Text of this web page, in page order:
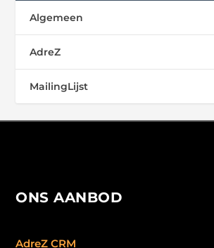
Algemeen
AdreZ
MailingLijst
ONS AANBOD
AdreZ CRM